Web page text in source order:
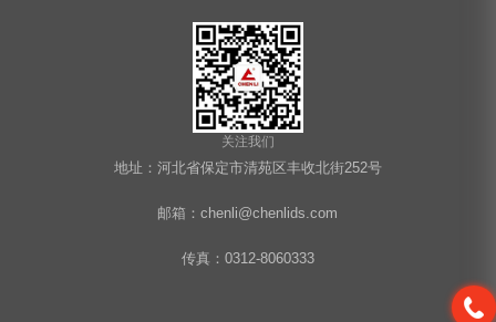
关注我们
地址：河北省保定市清苑区丰收北街252号
邮箱：chenli@chenlids.com
传真：0312-8060333